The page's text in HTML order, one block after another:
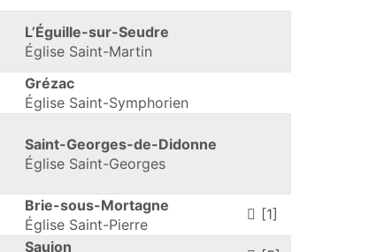
L’Éguille-sur-Seudre
Église Saint-Martin
Grézac
Église Saint-Symphorien
Saint-Georges-de-Didonne
Église Saint-Georges
Brie-sous-Mortagne
Église Saint-Pierre
[1]
Saujon